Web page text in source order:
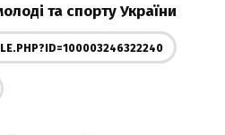
та спорту України